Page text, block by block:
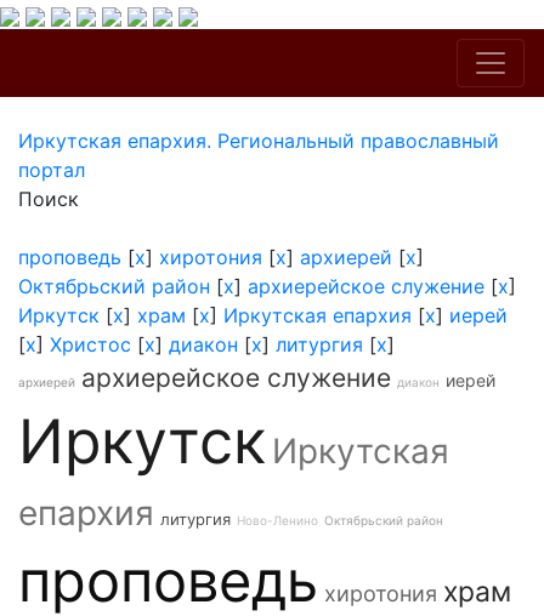
Иркутская епархия. Региональный православный
портал
Поиск
проповедь [x] хиротония [x] архиерей [x]
Октябрьский район [x] архиерейское служение [x]
Иркутск [x] храм [x] Иркутская епархия [x] иерей
[x] Христос [x] диакон [x] литургия [x]
архиерей архиерейское служение диакон иерей
Иркутск Иркутская
епархия литургия Ново-Ленино Октябрьский район
проповедь хиротония храм